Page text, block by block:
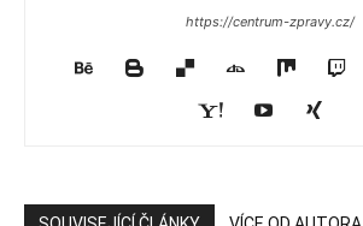
https://centrum-zpravy.cz/